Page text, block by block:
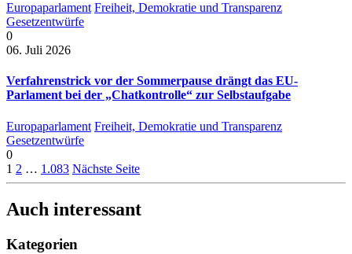
Europaparlament Freiheit, Demokratie und Transparenz
Gesetzentwürfe
0
06. Juli 2026
Verfahrenstrick vor der Sommerpause drängt das EU-
Parlament bei der „Chatkontrolle“ zur Selbstaufgabe
Europaparlament Freiheit, Demokratie und Transparenz
Gesetzentwürfe
0
1 2 … 1.083 Nächste Seite
Auch interessant
Kategorien